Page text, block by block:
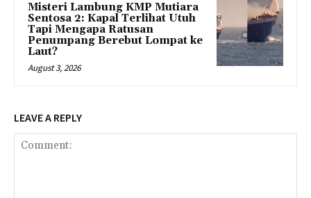
Misteri Lambung KMP Mutiara
Sentosa 2: Kapal Terlihat Utuh
Tapi Mengapa Ratusan
Penumpang Berebut Lompat ke
Laut?
August 3, 2026
LEAVE A REPLY